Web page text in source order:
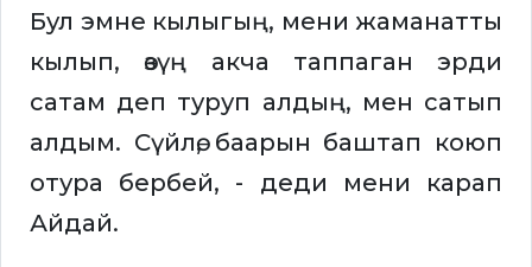
Бул эмне кылыгың, мени жаманатты
кылып, өзүң акча таппаган эрди
сатам деп туруп алдың, мен сатып
алдым. Сүйлө, баарын баштап коюп
отура бербей, - деди мени карап
Айдай.